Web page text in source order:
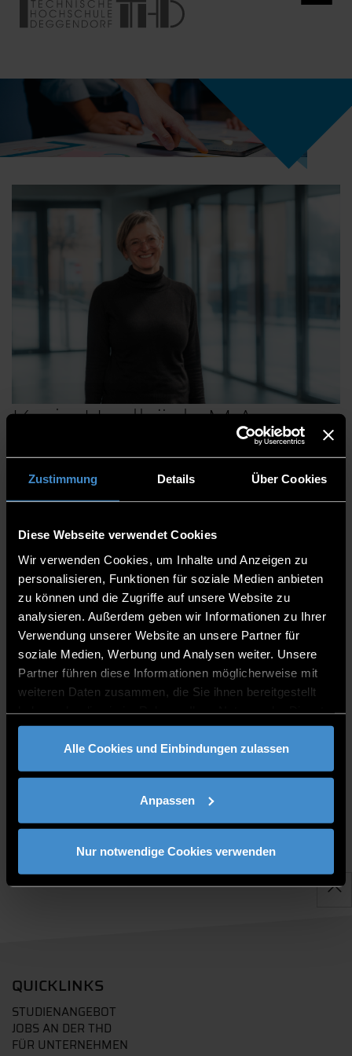
Zustimmung Details Über Cookies
Diese Webseite verwendet Cookies
Wir verwenden Cookies, um Inhalte und Anzeigen zu
personalisieren, Funktionen für soziale Medien anbieten
zu können und die Zugriffe auf unsere Website zu
analysieren. Außerdem geben wir Informationen zu Ihrer
Verwendung unserer Website an unsere Partner für
soziale Medien, Werbung und Analysen weiter. Unsere
Partner führen diese Informationen möglicherweise mit
weiteren Daten zusammen, die Sie ihnen bereitgestellt
gesammelt haben.
Alle Cookies und Einbindungen zulassen
Anpassen
Nur notwendige Cookies verwenden
Karin Haslböck, M.A.
Zentrum für angewandte Forschung
Campus Freyung
Wissenschaftliche Mitarbeiterin
TCF
08551/91764-44
PUBLIKATIONEN
QUICKLINKS
STUDIENANGEBOT
JOBS AN DER THD
FÜR UNTERNEHMEN